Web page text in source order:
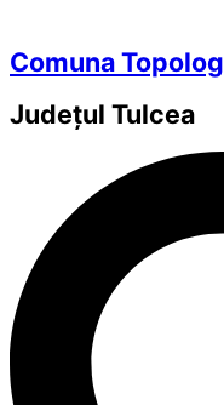
Comuna Topolog
Județul Tulcea